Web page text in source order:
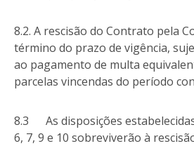
8.2. A rescisão do Contrato pela
término do prazo de vigência,
ao pagamento de multa
parcelas vincendas do período
8.3 As disposições
6, 7, 9 e 10 sobreviverão à